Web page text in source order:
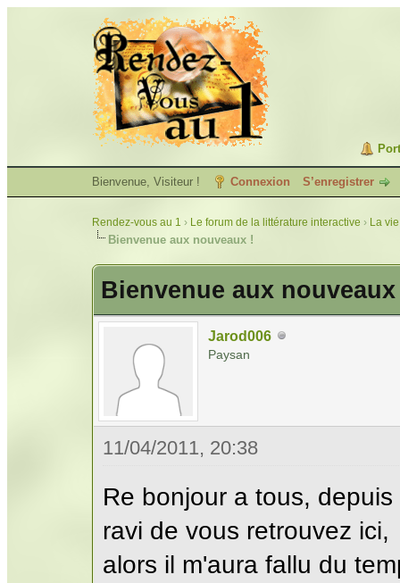
Bienvenue, Visiteur ! Connexion S’enregistrer
Rendez-vous au 1 › Le forum de la littérature interactive › La
Bienvenue aux nouveaux !
Bienvenue aux
Jarod006
Paysan
11/04/2011, 20:38
Re bonjour a tous,
ravi de vous retrouvez ici,
alors il m'aura fallu du